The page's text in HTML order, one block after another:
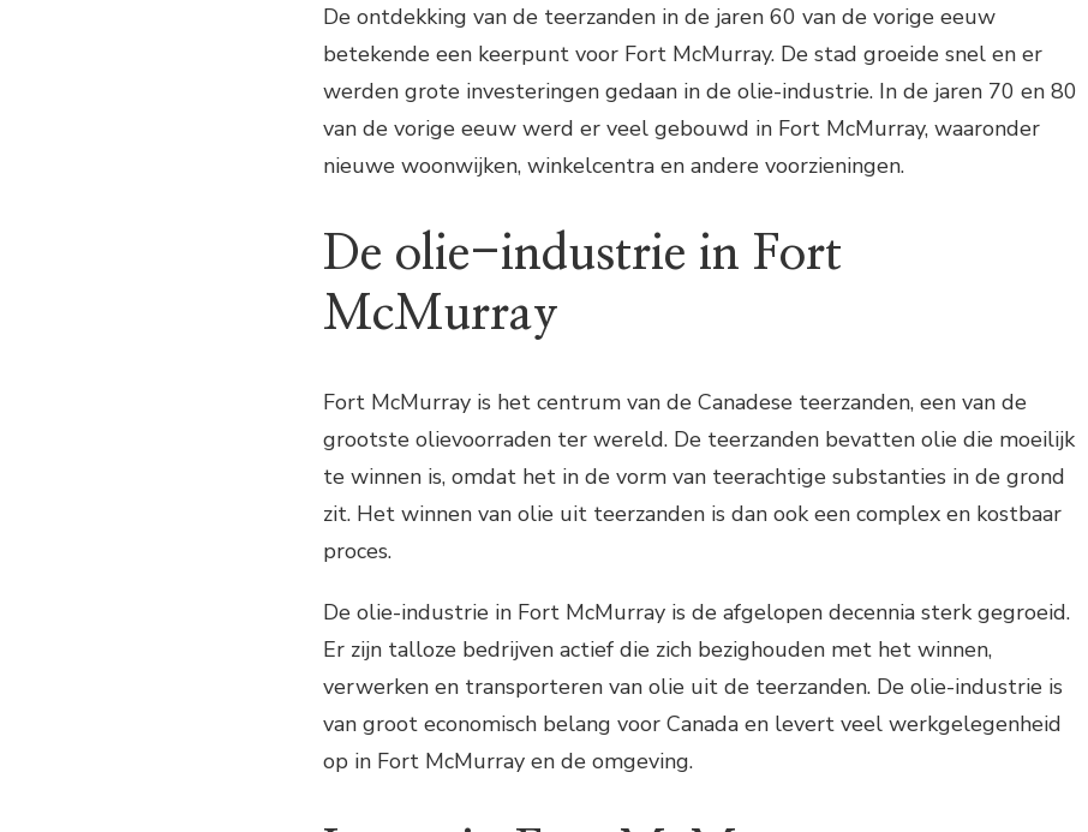
De ontdekking van de teerzanden in de jaren 60 van de vorige eeuw
betekende een keerpunt voor Fort McMurray. De stad groeide snel en er
werden grote investeringen gedaan in de olie-industrie. In de jaren 70 en 80
van de vorige eeuw werd er veel gebouwd in Fort McMurray, waaronder
nieuwe woonwijken, winkelcentra en andere voorzieningen.
De olie-industrie in Fort
McMurray
Fort McMurray is het centrum van de Canadese teerzanden, een van de
grootste olievoorraden ter wereld. De teerzanden bevatten olie die moeilijk
te winnen is, omdat het in de vorm van teerachtige substanties in de grond
zit. Het winnen van olie uit teerzanden is dan ook een complex en kostbaar
proces.
De olie-industrie in Fort McMurray is de afgelopen decennia sterk gegroeid.
Er zijn talloze bedrijven actief die zich bezighouden met het winnen,
verwerken en transporteren van olie uit de teerzanden. De olie-industrie is
van groot economisch belang voor Canada en levert veel werkgelegenheid
op in Fort McMurray en de omgeving.